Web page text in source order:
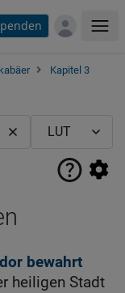
Kapitel 3
bewahrt
heiligen Stadt